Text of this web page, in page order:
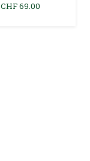
CHF69.00